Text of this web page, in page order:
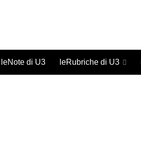
di U3 leRubriche di U3